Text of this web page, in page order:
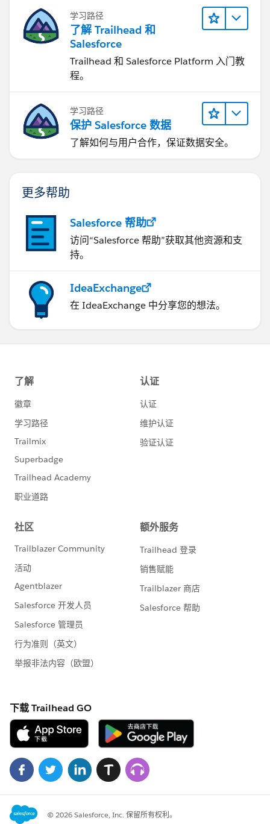
学习路径
了解 Trailhead 和
Salesforce
Trailhead 和 Salesforce Platform 入门教
程。
学习路径
保护 Salesforce 数据
了解如何与用户合作，保证数据安全。
更多帮助
Salesforce 帮助
访问“Salesforce 帮助”获取其他资源和支
持。
IdeaExchange
在 IdeaExchange 中分享您的想法。